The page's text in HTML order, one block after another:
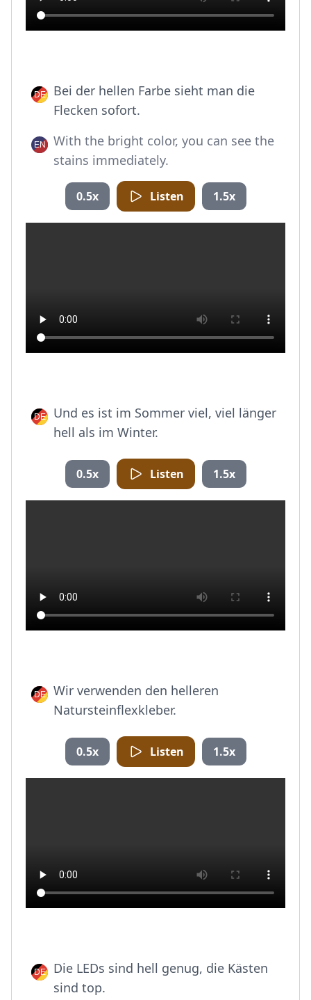
Bei der hellen Farbe sieht man die
Flecken sofort.
With the bright color, you can see the
stains immediately.
0.5x Listen 1.5x
Und es ist im Sommer viel, viel länger
hell als im Winter.
0.5x Listen 1.5x
Wir verwenden den helleren
Natursteinflexkleber.
0.5x Listen 1.5x
Die LEDs sind hell genug, die Kästen
sind top.